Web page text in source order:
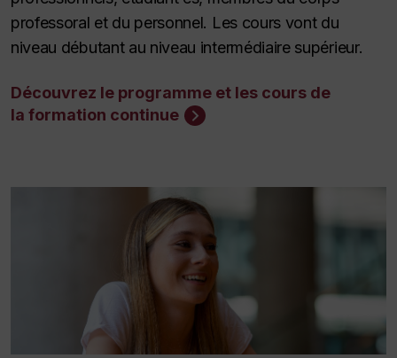
professoral et du personnel. Les cours vont du
niveau débutant au niveau intermédiaire supérieur.
Découvrez le programme et les cours de
la formation continue